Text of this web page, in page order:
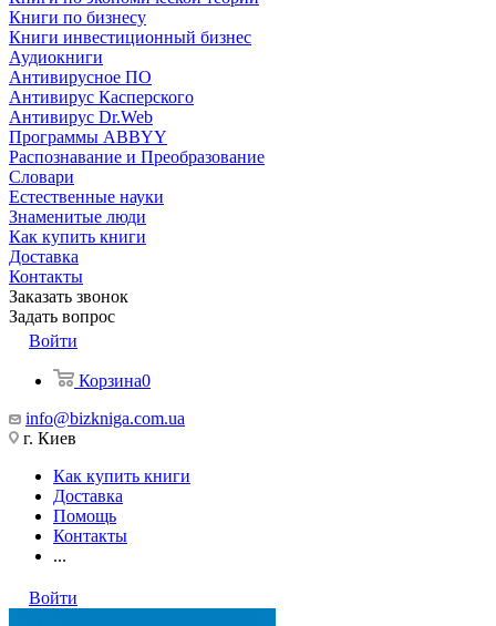
Книги по бизнесу
Книги инвестиционный бизнес
Аудиокниги
Антивирусное ПО
Антивирус Касперского
Антивирус Dr.Web
Программы ABBYY
Распознавание и Преобразование
Словари
Естественные науки
Знаменитые люди
Как купить книги
Доставка
Контакты
Заказать звонок
Задать вопрос
Войти
Корзина0
info@bizkniga.com.ua
г. Киев
Как купить книги
Доставка
Помощь
Контакты
...
Войти